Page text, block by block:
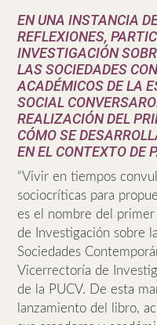
EN UNA INSTANCIA
REFLEXIONES,
INVESTIGACIÓN
LAS SOCIEDADES
ACADÉMICOS DE LA
SOCIAL
REALIZACIÓN DEL
CÓMO SE
EN EL CONTEXTO DE
“Vivir en tiempos
sociocríticas para
es el nombre del
de Investigación sobre
Sociedades
Vicerrectoría de
de la PUCV. De esta
lanzamiento del libro,